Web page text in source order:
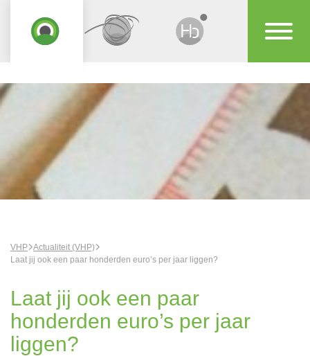
VHP Actualiteit (VHP)
Laat jij ook een paar honderden euro’s per jaar liggen?
Laat jij ook een paar
honderden euro’s per jaar
liggen?